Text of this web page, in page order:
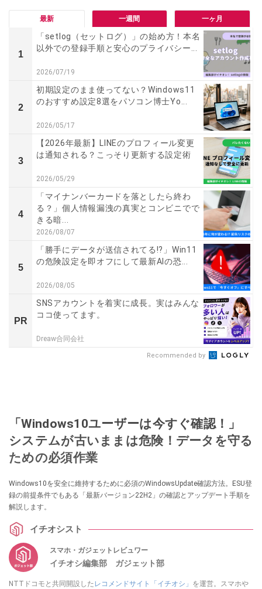
最新 一週間 一ヶ月
1
「setlog（セットログ）」の始め方！本名
以外での登録手順と安心のプライバシー...
2026/07/19
2
初期設定のまま使ってない？Windows11
のおすすめ設定8選をパソコン博士Yo...
2026/05/17
3
【2026年最新】LINEのプロフィール変更
は通知される？こっそり更新する設定術
2026/05/29
4
「マイナンバーカードを落としたら終わ
る？」個人情報漏洩の真実とコンビニでで
きる暗...
2026/08/07
5
「勝手にデータが送信されてる!?」Win11
の危険設定を即オフにして最新AIの恐...
2026/08/05
PR
SNSアカウントを着実に成長。実はみんな
ココ使ってます。
Dreaw合同会社
Recommended by
「Windows10ユーザーは今すぐ確認！」
システムが古いままは危険！データを守る
ための必須作業
Windows10を安全に維持するために必須のWindowsUpdate確認方法。ESU登
録の前提条件でもある「最新バージョン22H2」の確認とアップデート手順を
解説します。
イチオシスト
スマホ・ガジェットレビュワー
イチオシ編集部 ガジェット部
NTTドコモと共同開設した レコメンドサイト「イチオシ」 を運営。スマホや